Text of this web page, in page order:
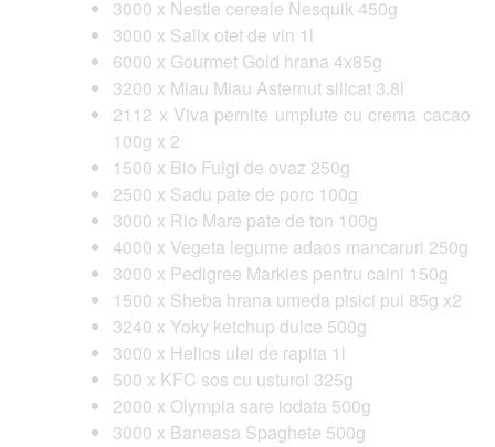
3000 x Nestle cereale Nesquik 450g
3000 x Salix otet de vin 1l
6000 x Gourmet Gold hrana 4x85g
3200 x Miau Miau Asternut silicat 3.8l
2112 x Viva pernite umplute cu crema cacao
100g x 2
1500 x Bio Fulgi de ovaz 250g
2500 x Sadu pate de porc 100g
3000 x Rio Mare pate de ton 100g
4000 x Vegeta legume adaos mancaruri 250g
3000 x Pedigree Markies pentru caini 150g
1500 x Sheba hrana umeda pisici pui 85g x2
3240 x Yoky ketchup dulce 500g
3000 x Helios ulei de rapita 1l
500 x KFC sos cu usturoi 325g
2000 x Olympia sare iodata 500g
3000 x Baneasa Spaghete 500g​